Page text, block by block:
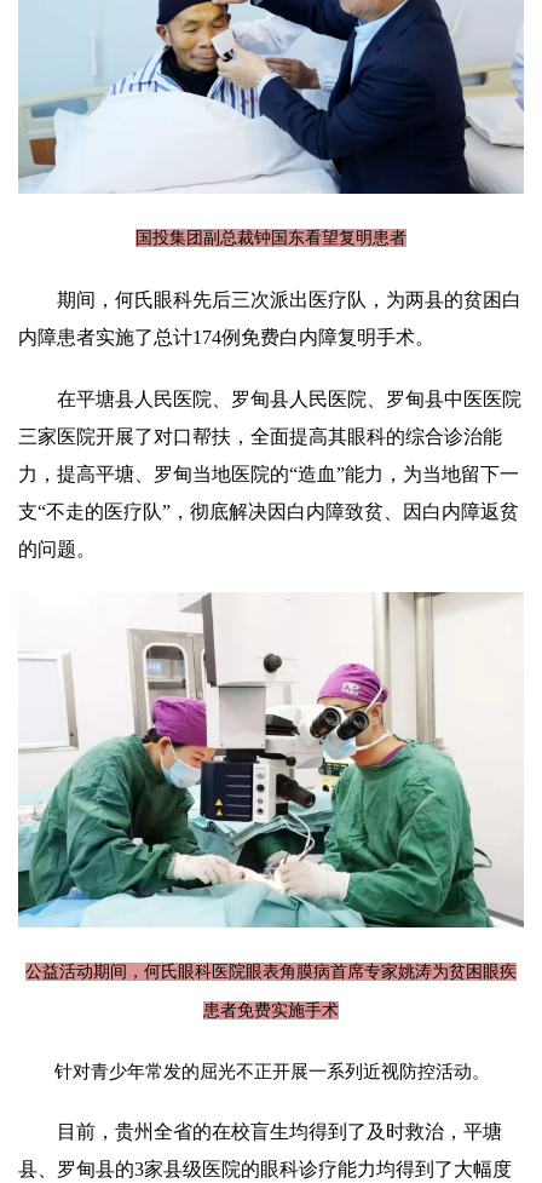
国投集团副总裁钟国东看望复明患者
期间，何氏眼科先后三次派出医疗队，为两县的贫困白
内障患者实施了总计174例免费白内障复明手术。
在平塘县人民医院、罗甸县人民医院、罗甸县中医医院
三家医院开展了对口帮扶，全面提高其眼科的综合诊治能
力，提高平塘、罗甸当地医院的“造血”能力，为当地留下一
支“不走的医疗队”，彻底解决因白内障致贫、因白内障返贫
的问题。
公益活动期间，何氏眼科医院眼表角膜病首席专家姚涛为贫困眼疾
患者免费实施手术
针对青少年常发的屈光不正开展一系列近视防控活动。
目前，贵州全省的在校盲生均得到了及时救治，平塘
县、罗甸县的3家县级医院的眼科诊疗能力均得到了大幅度